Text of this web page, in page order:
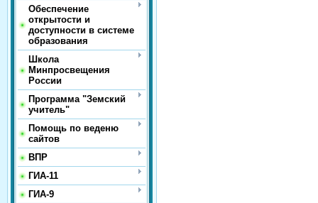
Обеспечение
открытости и
доступности в системе
образования
Школа
Минпросвещения
России
Программа "Земский
учитель"
Помощь по веденю
сайтов
ВПР
ГИА-11
ГИА-9